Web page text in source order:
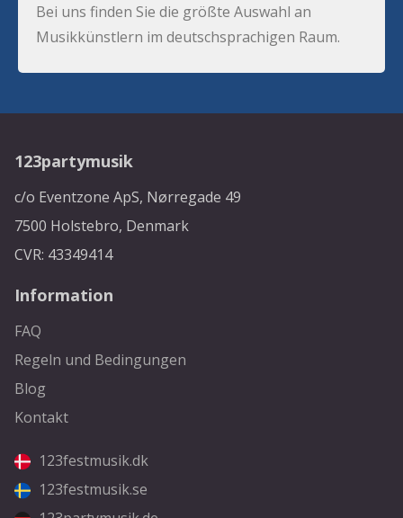
Bei uns finden Sie die größte Auswahl an
Musikkünstlern im deutschsprachigen Raum.
123partymusik
c/o Eventzone ApS, Nørregade 49
7500 Holstebro, Denmark
CVR: 43349414
Information
FAQ
Regeln und Bedingungen
Blog
Kontakt
123festmusik.dk
123festmusik.se